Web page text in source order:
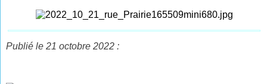
Publié le 21 octobre 2022 :